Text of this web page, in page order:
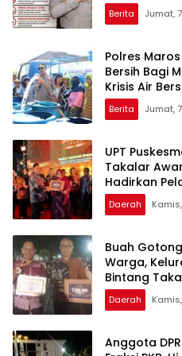
Berita Jumat,
Polres
Bersih Bagi
Krisis Air
Berita Jumat,
UPT
Takalar
Hadirkan
Berkualitas
Daerah
Buah
Warga,
Bintang
Daerah
Anggota